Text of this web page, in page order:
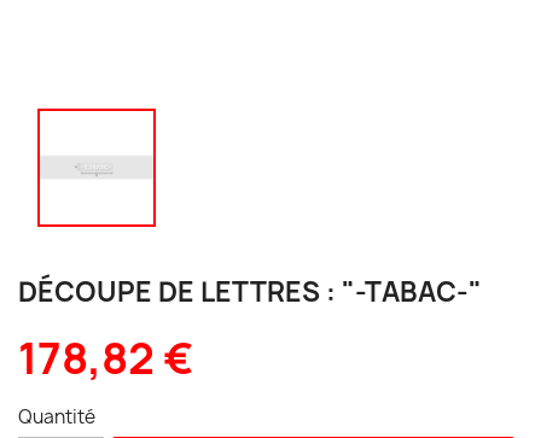
DÉCOUPE DE LETTRES : "-TABAC-"
178,82 €
Quantité